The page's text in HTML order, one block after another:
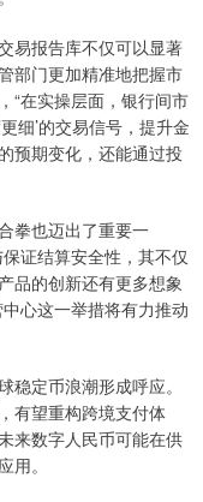
报告库不仅可以显著
部门更加精准地把握市
“在实操层面，银行间市
细’的交易信号，提升金
预期变化，还能通过投
拳也迈出了重要一
证结算安全性，其不仅
品的创新还有更多想象
心这一举措将有力推动
定币浪潮形成呼应。
有望重构跨境支付体
来数字人民币可能在供
用。